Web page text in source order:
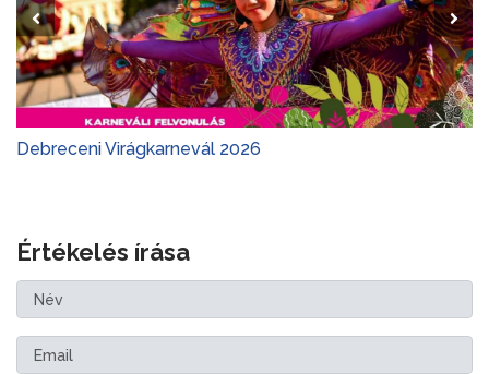
Debreceni Virágkarnevál 2026
Értékelés írása